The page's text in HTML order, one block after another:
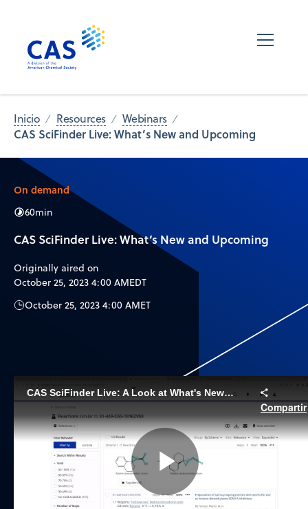
Inicio Resources Webinars
CAS SciFinder Live: What’s New and Upcoming
On demand
60min
CAS SciFinder Live: What’s New and Upcoming
Originally aired on
October 25, 2023 4:00 AMEDT
October 25, 2023 4:00 AMET
CAS SciFinder Live: A Look at What's New and Upcoming | October, 2023
Compartir
Play